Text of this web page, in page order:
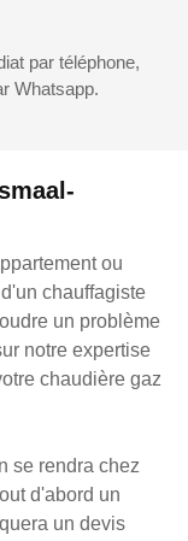
ou
chauffagiste
un problème
notre expertise
chaudière gaz
se rendra chez
d'abord un
un devis
par téléphone,
Whatsapp.